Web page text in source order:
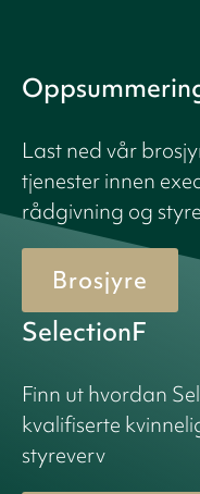
Last ned vår
tjenester innen
rådgivning og
Brosjyre
SelectionF
Finn ut hvordan
kvalifiserte
styreverv